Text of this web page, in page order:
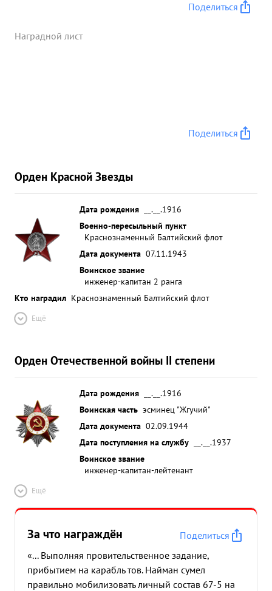
энергичная работа т. НАЙМАНА обеспечила
Поделиться
Наградной лист
Поделиться
Орден Красной Звезды
Дата рождения
__.__.1916
Военно-пересыльный пункт
Краснознаменный Балтийский флот
Дата документа 07.11.1943
Воинское звание
инженер-капитан 2 ранга
Кто наградил Краснознаменный Балтийский флот
Ещё
Орден Отечественной войны II степени
Дата рождения
__.__.1916
Воинская часть эсминец "Жгучий"
Дата документа 02.09.1944
Дата поступления на службу
__.__.1937
Воинское звание
инженер-капитан-лейтенант
Ещё
За что награждён
Поделиться
«... Выполняя провительственное задание,
прибытием на карабль тов. Найман сумел
правильно мобилизовать личный состав 67-5 на